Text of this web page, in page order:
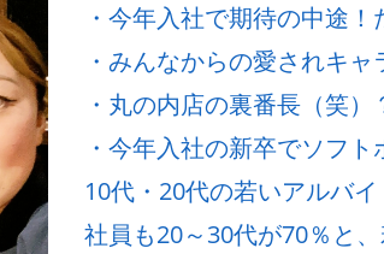
・今年入社で期待の中途
・みんなからの愛されキ
・丸の内店の裏番長（笑
・今年入社の新卒でソフ
10代・20代の若いアルバイ
社員も20～30代が70％と